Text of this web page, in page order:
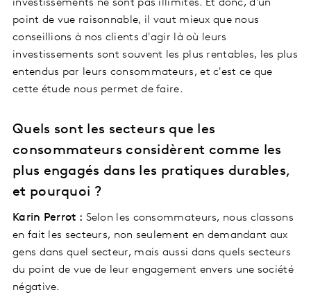
investissements ne sont pas illimités. Et donc, d'un
point de vue raisonnable, il vaut mieux que nous
conseillions à nos clients d'agir là où leurs
investissements sont souvent les plus rentables, les plus
entendus par leurs consommateurs, et c'est ce que
cette étude nous permet de faire.
Quels sont les secteurs que les
consommateurs considèrent comme les
plus engagés dans les pratiques durables,
et pourquoi ?
Karin Perrot : Selon les consommateurs, nous classons
en fait les secteurs, non seulement en demandant aux
gens dans quel secteur, mais aussi dans quels secteurs
du point de vue de leur engagement envers une société
négative.